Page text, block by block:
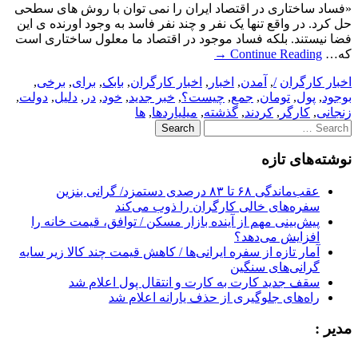
«فساد ساختاری در اقتصاد ایران را نمی توان با روش های سطحی
حل کرد. در واقع تنها یک نفر و چند نفر فاسد به وجود اورنده ی این
فضا نیستند. بلکه فساد موجود در اقتصاد ما معلول ساختاری است
که… Continue Reading
→
اخبار کارگران /
, آمدن, اخبار , اخبار کارگران, بابک, برای, برخی,
بوجود, پول, تومان, جمع, چیست؟, خبر جدید, خود, در , دلیل, دولت,
زنجانی, کارگر , کردند, گذشته, میلیاردها, ها
Search
for:
نوشته‌های تازه
عقب‌ماندگی ۶۸ تا ۸۳ درصدی دستمزد/ گرانی بنزین
سفره‌های خالی کارگران را ذوب می‌کند
پیش‌بینی مهم از آینده بازار مسکن / توافق، قیمت خانه را
افزایش می‌دهد؟
آمار تازه از سفره ایرانی‌ها / کاهش قیمت چند کالا زیر سایه
گرانی‌های سنگین
سقف جدید کارت به کارت و انتقال پول اعلام شد
راه‌های جلوگیری از حذف یارانه اعلام شد
مدیر :